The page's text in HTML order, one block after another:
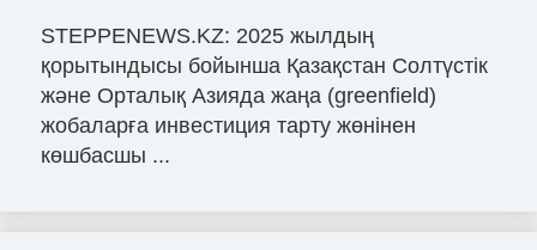
STEPPENEWS.KZ: 2025 жылдың
қорытындысы бойынша Қазақстан Солтүстік
және Орталық Азияда жаңа (greenfield)
жобаларға инвестиция тарту жөнінен
көшбасшы ...